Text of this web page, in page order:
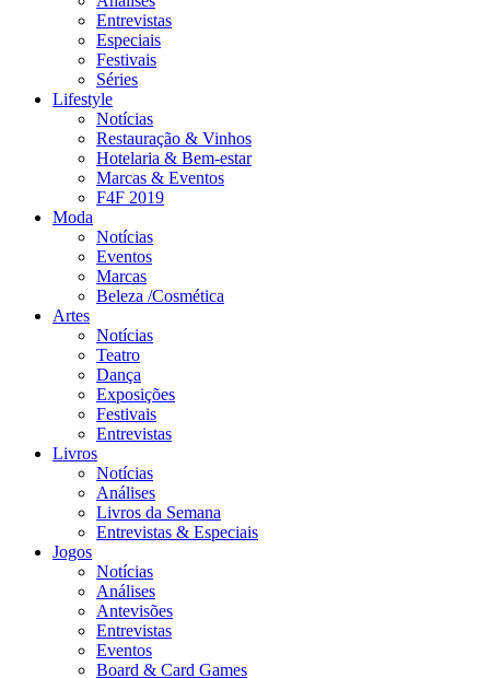
Entrevistas
Especiais
Festivais
Séries
Lifestyle
Notícias
Restauração & Vinhos
Hotelaria & Bem-estar
Marcas & Eventos
F4F 2019
Moda
Notícias
Eventos
Marcas
Beleza /Cosmética
Artes
Notícias
Teatro
Dança
Exposições
Festivais
Entrevistas
Livros
Notícias
Análises
Livros da Semana
Entrevistas & Especiais
Jogos
Notícias
Análises
Antevisões
Entrevistas
Eventos
Board & Card Games